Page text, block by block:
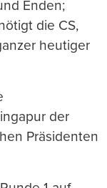
Enden;
die CS,
heutiger
der
Präsidenten